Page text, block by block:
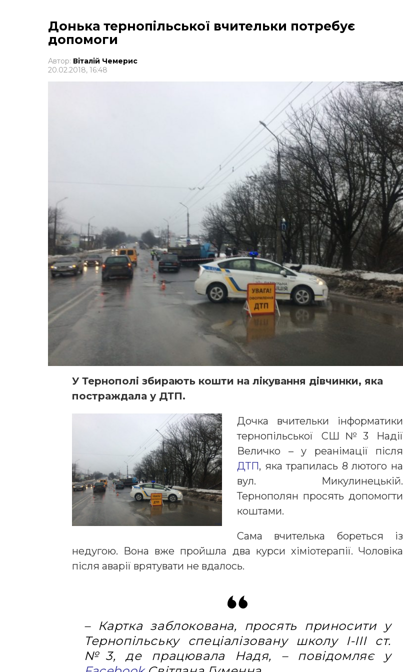
Донька тернопільської вчительки потребує
допомоги
Автор: Віталій Чемерис
20.02.2018, 16:48
У Тернополі збирають кошти на лікування дівчинки, яка
постраждала у ДТП.
Дочка вчительки інформатики
тернопільської СШ№3 Надії
Величко – у реанімації після
ДТП, яка трапилась 8 лютого на
вул. Микулинецькій.
Тернополян просять допомогти
коштами.
Сама вчителька бореться із
недугою. Вона вже пройшла два курси хіміотерапії. Чоловіка
після аварії врятувати не вдалось.
– Картка заблокована, просять приносити у
Тернопільську спеціалізовану школу І-ІІІ ст.
№3, де працювала Надя, – повідомляє у